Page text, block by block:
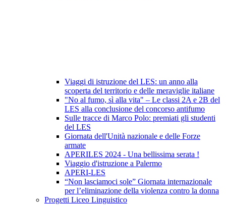
Viaggi di istruzione del LES: un anno alla
scoperta del territorio e delle meraviglie italiane
"No al fumo, sì alla vita" – Le classi 2A e 2B del
LES alla conclusione del concorso antifumo
Sulle tracce di Marco Polo: premiati gli studenti
del LES
Giornata dell'Unità nazionale e delle Forze
armate
APERILES 2024 - Una bellissima serata !
Viaggio d'istruzione a Palermo
APERI-LES
“Non lasciamoci sole” Giornata internazionale
per l’eliminazione della violenza contro la donna
Progetti Liceo Linguistico